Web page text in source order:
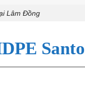
Lâm Đồng
Santo